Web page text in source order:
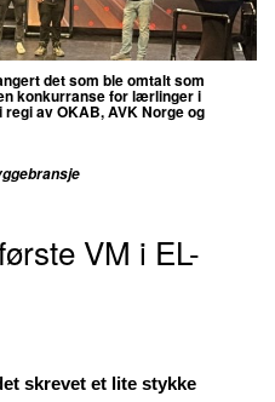
det som ble omtalt som
konkurranse for lærlinger i
av OKAB, AVK Norge og
VM i EL-
skrevet et lite stykke